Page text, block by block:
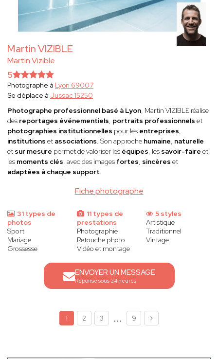
Martin VIZIBLE
Martin Vizible
Fiche photographe
5
Photographe à Lyon 69007
Se déplace à Jussac 15250
Photographe professionnel basé à Lyon, Martin VIZIBLE réalise
des reportages événementiels, portraits professionnels et
photographies institutionnelles pour les entreprises,
institutions et associations. Son approche humaine, naturelle
et sur mesure permet de valoriser les équipes, les savoir-faire et
les moments clés, avec des images fortes, sincères et
adaptées à chaque support.
31 types de
photos
Sport
Mariage
Grossesse
11 types de
prestations
Photographie
Retouche photo
Vidéo et montage
5 styles
Artistique
Traditionnel
Vintage
ENVOYER UN MESSAGE
Réponse sous 24 heures
1 2 3 ... 9